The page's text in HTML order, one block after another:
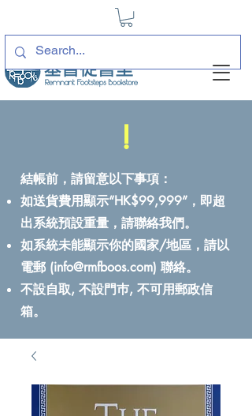
!
結帳前，請留意以下事項：
如送貨費用顯示“HK$99,999”，即超
出系統預設重量，請聯絡我們。
如系統未能顯示你的國家/地區，請以
電郵 (info@rmfboos.com) 聯絡。
不設自取, 不設門巿, 不可用郵政信
箱。